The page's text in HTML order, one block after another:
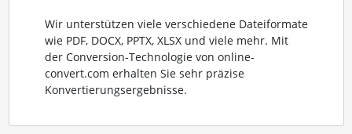
Wir unterstützen viele verschiedene Dateiformate
wie PDF, DOCX, PPTX, XLSX und viele mehr. Mit
der Conversion-Technologie von online-
convert.com erhalten Sie sehr präzise
Konvertierungsergebnisse.